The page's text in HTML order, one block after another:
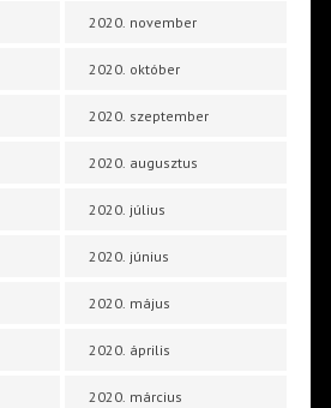
2020. november
2020. október
2020. szeptember
2020. augusztus
2020. július
2020. június
2020. május
2020. április
2020. március